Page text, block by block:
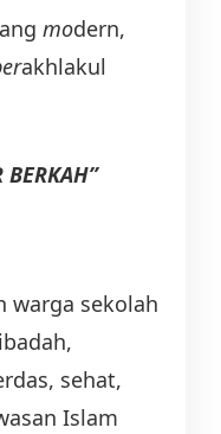
modern,
akhlakul
BERKAH”
warga sekolah
sehat,
Islam